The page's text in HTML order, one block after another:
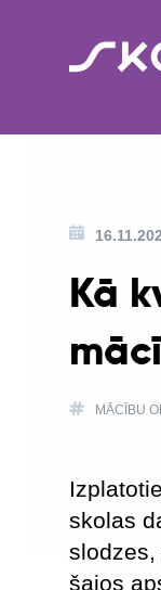
Kā
MĀCĪBU
skolas
šajos